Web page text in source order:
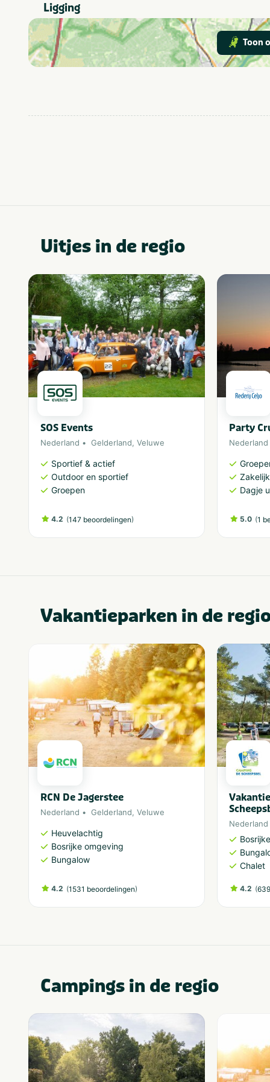
Ligging
Toon
Uitjes in de regio
SOS Events
Nederland Gelderland, Veluwe
Sportief & actief
Outdoor en sportief
Groepen
4.2 (147 beoordelingen)
Party
Nederland
Zakelijk
Dagje
5.0 (1
Vakantieparken in de
RCN De Jagerstee
Nederland Gelderland, Veluwe
Heuvelachtig
Bosrijke omgeving
Bungalow
4.2 (1531 beoordelingen)
Nederland
Chalet
4.2 (
Campings in de regio